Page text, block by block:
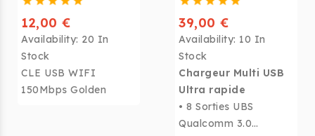
12,00 €
Availability: 20 In
Stock
CLE USB WIFI
150Mbps Golden
39,00 €
Availability: 10 In
Stock
Chargeur Multi USB
Ultra rapide
• 8 Sorties UBS
Qualcomm 3.0